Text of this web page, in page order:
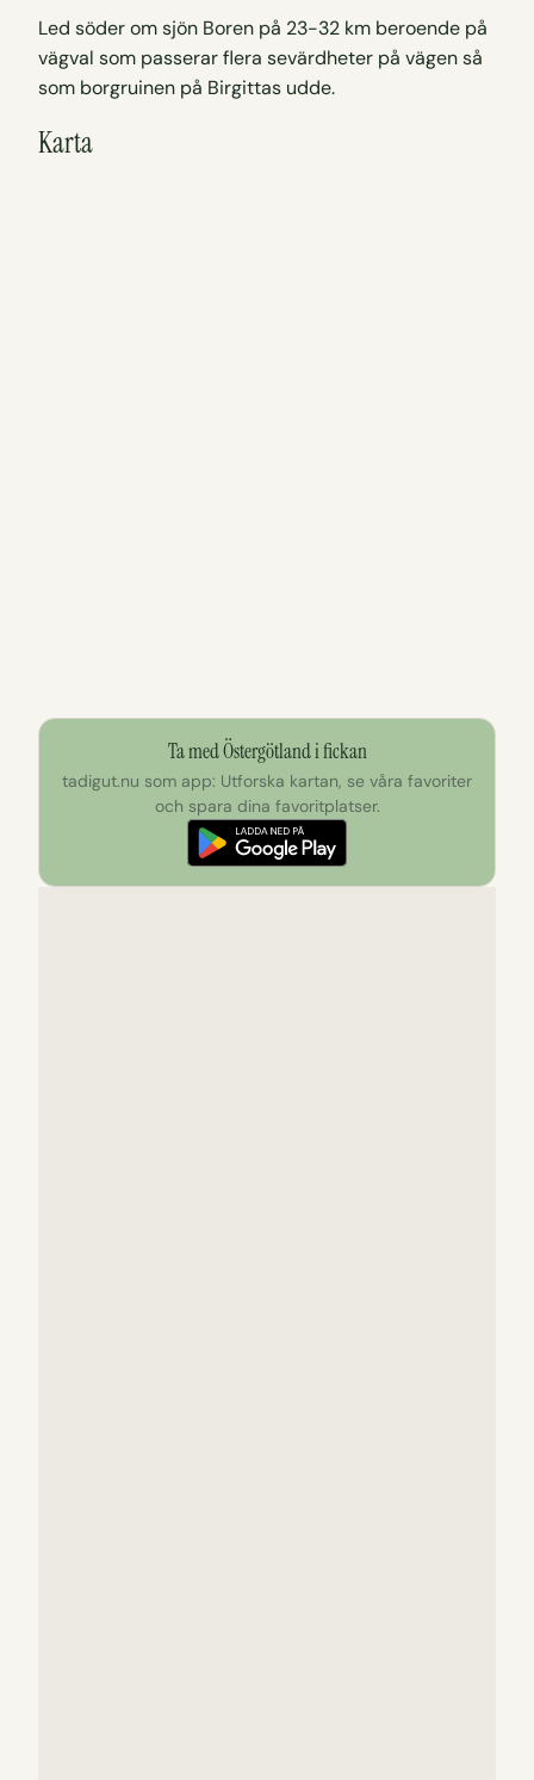
Led söder om sjön Boren på 23-32 km beroende på
vägval som passerar flera sevärdheter på vägen så
som borgruinen på Birgittas udde.
Karta
Ta med Östergötland i fickan
tadigut.nu som app: Utforska kartan, se våra favoriter
och spara dina favoritplatser.